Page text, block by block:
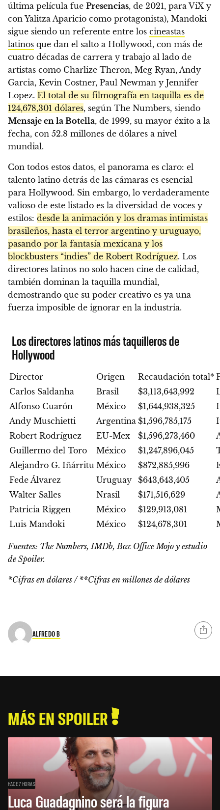
última película fue Presencias, de 2021, para ViX y
con Yalitza Aparicio como protagonista), Mandoki
sigue siendo un referente entre los cineastas
latinos que dan el salto a Hollywood, con más de
cuatro décadas de carrera y trabajo al lado de
artistas como Charlize Theron, Meg Ryan, Andy
Garcia, Kevin Costner, Paul Newman y Jennifer
Lopez. El total de su filmografía en taquilla es de
124,678,301 dólares, según The Numbers, siendo
Mensaje en la Botella, de 1999, su mayor éxito a la
fecha, con 52.8 millones de dólares a nivel
mundial.
Con todos estos datos, el panorama es claro: el
talento latino detrás de las cámaras es esencial
para Hollywood. Sin embargo, lo verdaderamente
valioso de este listado es la diversidad de voces y
estilos: desde la animación y los dramas intimistas
brasileños, hasta el terror argentino y uruguayo,
pasando por la fantasía mexicana y los
blockbusters “indies” de Robert Rodríguez. Los
directores latinos no solo hacen cine de calidad,
también dominan la taquilla mundial,
demostrando que su poder creativo es ya una
fuerza imposible de ignorar en la industria.
Los directores latinos más taquilleros de
Hollywood
Director Origen Recaudación total*
Carlos Saldanha
Brasil $3,113,643,992
Alfonso Cuarón
México $1,644,938,325
Andy Muschietti
Argentina $1,596,785,175
Robert Rodríguez
EU-Mex $1,596,273,460
Guillermo del Toro
México $1,247,896,045
Alejandro G. Iñárritu México $872,885,996
Fede Álvarez
Uruguay $643,643,405
Walter Salles
Nrasil $171,516,629
Patricia Riggen
México $129,913,081
Luis Mandoki
México $124,678,301
Fuentes: The Numbers, IMDb, Box Office Mojo y estudio
de Spoiler.
*Cifras en dólares / **Cifras en millones de dólares
ALFREDO B
MÁS EN SPOILER
HACE 7 HORAS
Luca Guadagnino será la figura